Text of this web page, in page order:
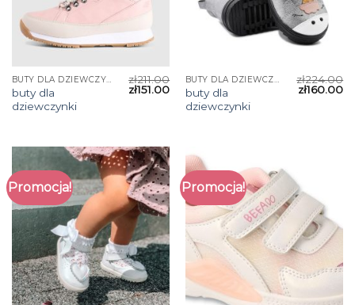
BUTY DLA DZIEWCZYNKI
buty dla
dziewczynki
zł211.00
zł151.00
BUTY DLA DZIEWCZYNKI
buty dla
dziewczynki
zł224.00
zł160.00
Promocja! Promocja!